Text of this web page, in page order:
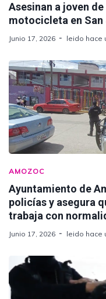
Asesinan a joven
motocicleta en San
Junio 17, 2026 leido hace
AMOZOC
Ayuntamiento de
policías y asegura
trabaja con
Junio 17, 2026 leido hace